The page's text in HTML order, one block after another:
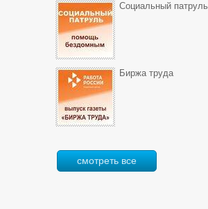
Социальный патруль
Биржа труда
смотреть все